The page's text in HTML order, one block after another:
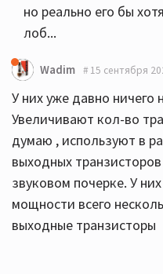
но реально его бы
лоб...
Wadim 15 сентября
У них уже давно ничего
Увеличивают кол-во
думаю , используют в
выходных
звуковом почерке. У
мощности всего
выходные транзисторы